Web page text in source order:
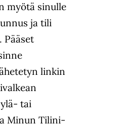
myötä sinulle
ja tili
Pääset
linkin
tai
Minun Tilini-